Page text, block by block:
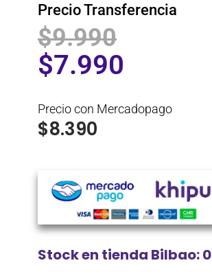
Precio Transferencia
$9.990
$7.990
Precio con Mercadopago
$8.390
Stock en tienda Bilbao: 0